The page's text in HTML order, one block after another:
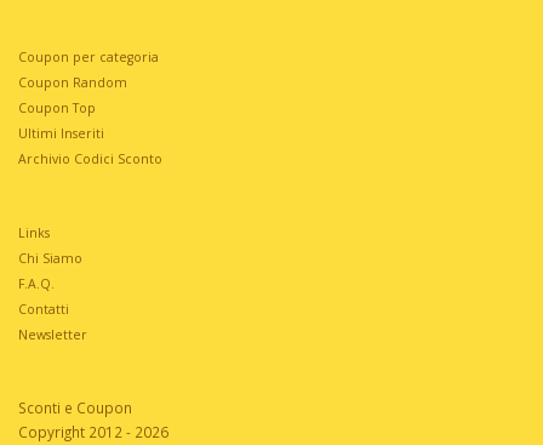
Coupon per categoria
Coupon Random
Coupon Top
Ultimi Inseriti
Archivio Codici Sconto
Links
Chi Siamo
F.A.Q.
Contatti
Newsletter
Sconti e Coupon
Copyright 2012 - 2026